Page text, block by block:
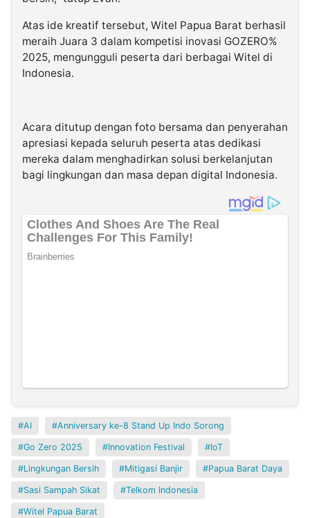
Atas ide kreatif tersebut, Witel Papua Barat berhasil
meraih Juara 3 dalam kompetisi inovasi GOZERO%
2025, mengungguli peserta dari berbagai Witel di
Indonesia.
Acara ditutup dengan foto bersama dan penyerahan
apresiasi kepada seluruh peserta atas dedikasi
mereka dalam menghadirkan solusi berkelanjutan
bagi lingkungan dan masa depan digital Indonesia.
AI Anniversary ke-8 Stand Up Indo Sorong
Go Zero 2025 Innovation Festival IoT
Lingkungan Bersih Mitigasi Banjir Papua Barat Daya
Sasi Sampah Sikat Telkom Indonesia
Witel Papua Barat